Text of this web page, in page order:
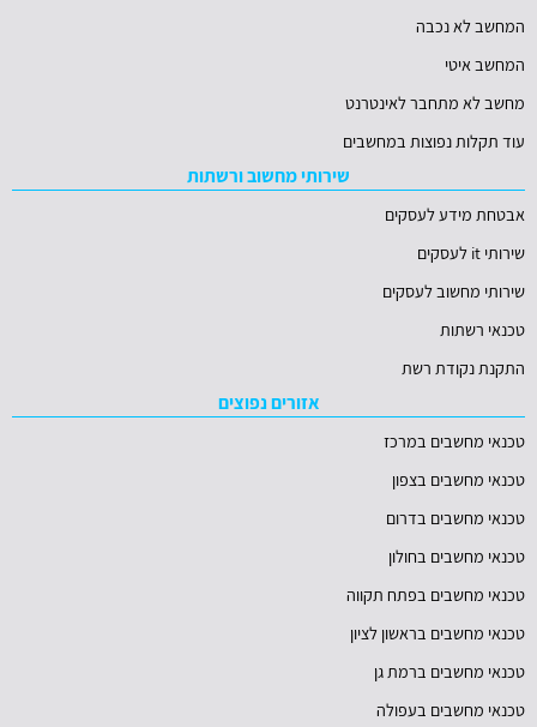
המחשב לא נכבה
המחשב איטי
מחשב לא מתחבר לאינטרנט
עוד תקלות נפוצות במחשבים
שירותי מחשוב ורשתות
אבטחת מידע לעסקים
שירותי it לעסקים
שירותי מחשוב לעסקים
טכנאי רשתות
התקנת נקודת רשת
אזורים נפוצים
טכנאי מחשבים במרכז
טכנאי מחשבים בצפון
טכנאי מחשבים בדרום
טכנאי מחשבים בחולון
טכנאי מחשבים בפתח תקווה
טכנאי מחשבים בראשון לציון
טכנאי מחשבים ברמת גן
טכנאי מחשבים בעפולה